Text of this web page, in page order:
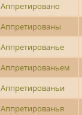
Аппретировано
Аппретированы
Аппретированье
Аппретированьем
Аппретированьи
Аппретированья